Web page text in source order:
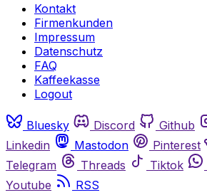
Kontakt
Firmenkunden
Impressum
Datenschutz
FAQ
Kaffeekasse
Logout
Bluesky Discord Github
Linkedin
Mastodon Pinterest
Telegram
Threads Tiktok
Youtube
RSS